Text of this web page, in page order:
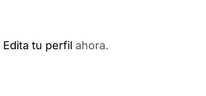
Edita tu perfil ahora.